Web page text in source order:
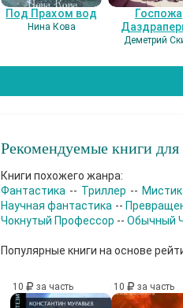
Под Прахом вод
Нина Кова
Госпожа
Деметрий
Рекомендуемые книги для
Книги похожего жанра:
Фантастика -- Триллер --
Научная фантастика --
Чокнутый Профессор -- Обычный
Популярные книги на основе
10 за часть 10 за часть